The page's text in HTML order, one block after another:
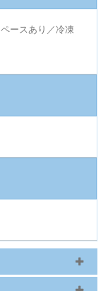
ースあり／冷凍